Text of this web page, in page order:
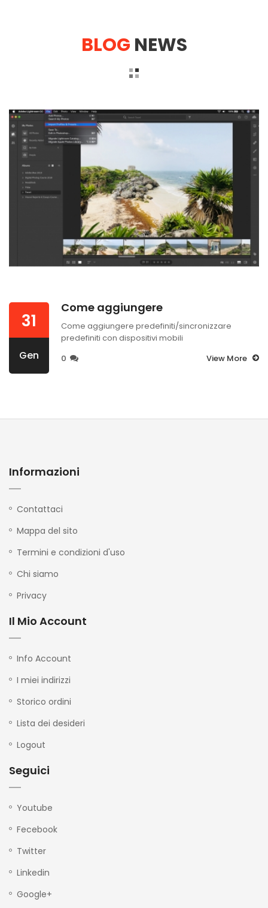
BLOG NEWS
31
Gen
Come aggiungere
Come aggiungere predefiniti/sincronizzare
predefiniti con dispositivi mobili
0
View More
Informazioni
Contattaci
Mappa del sito
Termini e condizioni d'uso
Chi siamo
Privacy
Il Mio Account
Info Account
I miei indirizzi
Storico ordini
Lista dei desideri
Logout
Seguici
Youtube
Fecebook
Twitter
Linkedin
Google+